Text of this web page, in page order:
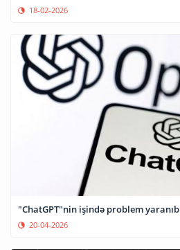
18-02-2026
"ChatGPT"nin işində problem yaranıb
20-04-2026